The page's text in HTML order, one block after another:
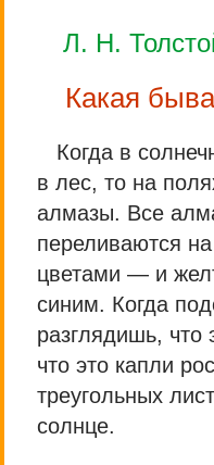
Л. Н.
Какая
Когда в
в лес, то на
алмазы. Все
переливаются
цветами — и
синим. Когда
разглядишь, что
что это капли
треугольных
солнце.